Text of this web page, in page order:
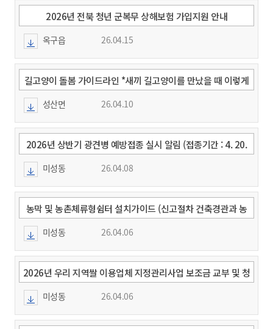
2026년 전북 청년 군복무 상해보험 가입지원 안내
옥구읍 26.04.15
길고양이 돌봄 가이드라인 *새끼 길고양이를 만났을 때 이렇게
하세요!
성산면 26.04.10
2026년 상반기 광견병 예방접종 실시 알림 (접종기간 : 4. 20.
~ 5. 8.)
미성동 26.04.08
농막 및 농촌체류형쉼터 설치가이드 (신고절차 건축경관과 농
업정책과)
미성동 26.04.06
2026년 우리 지역쌀 이용업체 지정관리사업 보조금 교부 및 청
구 서류(서식) 안내
미성동 26.04.06